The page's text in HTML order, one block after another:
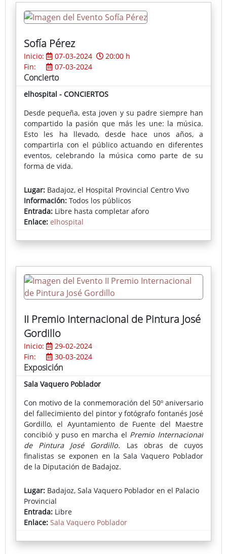
actividades muy demandadas por los más jóvenes.
Sofía Pérez
Inicio: 07-03-2024
20:00 h
Fin:
07-03-2024
Concierto
elhospital - CONCIERTOS
Desde pequeña, esta joven y su padre siempre han
compartido la pasión que más les une: la música.
Esto les ha llevado, desde hace unos años, a
compartirla con el público actuando en diferentes
eventos, celebrando la música como parte de su
forma de vida.
Lugar: Badajoz, el Hospital Provincial Centro Vivo
Información: Todos los públicos
Entrada: Libre hasta completar aforo
Enlace: elhospital
II Premio Internacional de Pintura José
Gordillo
Inicio:
29-02-2024
Fin:
30-03-2024
Exposición
Sala Vaquero Poblador
Con motivo de la conmemoración del 50º aniversario
del fallecimiento del pintor y fotógrafo fontanés José
Gordillo, el Ayuntamiento de Fuente del Maestre
concibió y puso en marcha el Premio Internacional
de Pintura José Gordillo. Las obras de cuyos
finalistas se exponen en la Sala Vaquero Poblador
de la Diputación de Badajoz.
Rafael Cervantes Gallardo con ‘The last Portrait’; el
segundo premio ha sido para ‘Botas rojas’, de María
Pilar Fernández; el tercero ha recaído en la obra
’AaronMan’, de Manuel González; y el premio para la
Lugar: Badajoz, Sala Vaquero Poblador en el Palacio
Provincial
Entrada: Libre
Enlace: Sala Vaquero Poblador